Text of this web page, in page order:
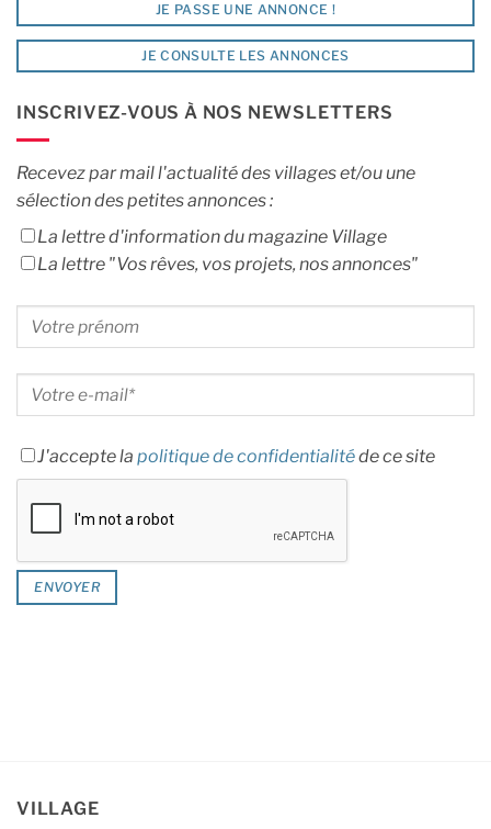
JE PASSE UNE ANNONCE !
JE CONSULTE LES ANNONCES
INSCRIVEZ-VOUS À NOS NEWSLETTERS
Recevez par mail l'actualité des villages et/ou une
sélection des petites annonces :
La lettre d'information du magazine Village
La lettre "Vos rêves, vos projets, nos annonces"
J'accepte la politique de confidentialitéde ce site
VILLAGE